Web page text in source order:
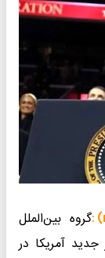
گروه بین‌الملل
آمریکا در